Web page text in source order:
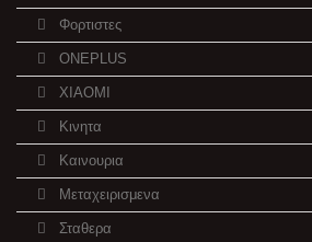
Φορτιστες
ONEPLUS
XIAOMI
Κινητα
Καινουρια
Μεταχειρισμενα
Σταθερα